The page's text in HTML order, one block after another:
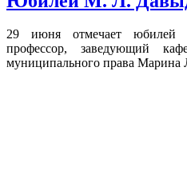
29 июня отмечает юбилей
профессор, заведующий
муниципального права Марина